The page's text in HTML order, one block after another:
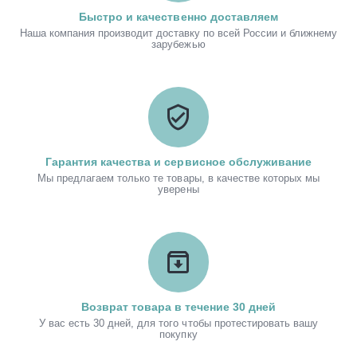
Быстро и качественно доставляем
Наша компания производит доставку по всей России и ближнему
зарубежью
Гарантия качества и сервисное обслуживание
Мы предлагаем только те товары, в качестве которых мы
уверены
Возврат товара в течение 30 дней
У вас есть 30 дней, для того чтобы протестировать вашу
покупку